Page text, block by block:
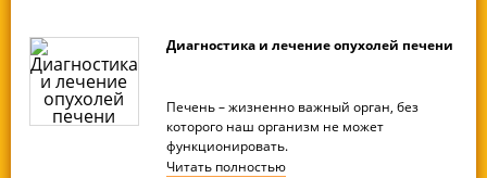
Диагностика и лечение опухолей печени
Печень – жизненно важный орган, без
которого наш организм не может
функционировать.
Читать полностью